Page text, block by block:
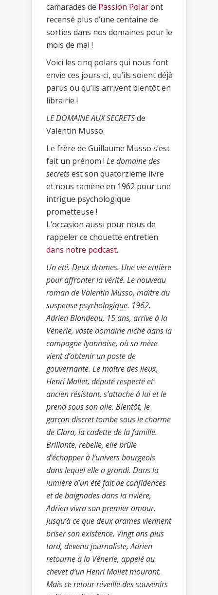
camarades de Passion Polaront
recensé plus d’une centaine de
sorties dans nos domaines pour le
mois de mai !
Voici les cinq polars qui nous font
envie ces jours-ci, qu’ils soient déjà
parus ou qu’ils arrivent bientôt en
librairie !
LE DOMAINE AUX SECRETSde
Valentin Musso.
Le frère de Guillaume Musso s’est
fait un prénom ! Le domaine des
secretsest son quatorzième livre
et nous ramène en 1962 pour une
intrigue psychologique
prometteuse !
L’occasion aussi pour nous de
rappeler ce chouette entretien
dans notre podcast.
Un été. Deux drames. Une vie entière
pour affronter la vérité. Le nouveau
roman de Valentin Musso, maître du
suspense psychologique. 1962.
Adrien Blondeau, 15 ans, arrive à la
Vénerie, vaste domaine niché dans la
campagne lyonnaise, où sa mère
vient d’obtenir un poste de
gouvernante. Le maître des lieux,
Henri Mallet, député respecté et
ancien résistant, s’attache à lui et le
prend sous son aile. Bientôt, le
garçon discret tombe sous le charme
de Clara, la cadette de la famille.
Brillante, rebelle, elle brûle
d’échapper à l’univers bourgeois
dans lequel elle a grandi. Dans la
lumière d’un été fait de confidences
et de baignades dans la rivière,
Adrien vivra son premier amour.
Jusqu’à ce que deux drames viennent
briser son existence. Vingt ans plus
tard, devenu journaliste, Adrien
retourne à la Vénerie, appelé au
chevet d’un Henri Mallet mourant.
Mais ce retour réveille des souvenirs